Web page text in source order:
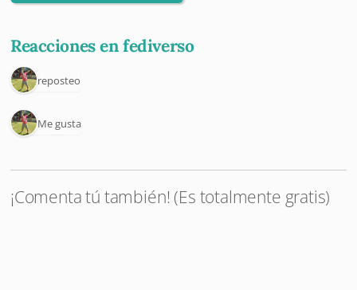
Reacciones en fediverso
1 reposteo
1 Me gusta
¡Comenta tú también! (Es totalmente gratis)